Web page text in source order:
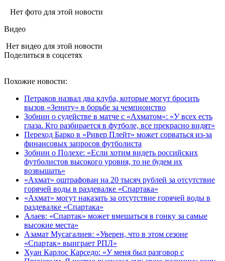
Нет фото для этой новости
Видео
Нет видео для этой новости
Поделиться в соцсетях
Похожие новости:
Петраков назвал два клуба, которые могут бросить
вызов «Зениту» в борьбе за чемпионство
Зобнин о судействе в матче с «Ахматом»: «У всех есть
глаза. Кто разбирается в футболе, все прекрасно видят»
Переход Барко в «Ривер Плейт» может сорваться из‑за
финансовых запросов футболиста
Зобнин о Полехе: «Если хотим видеть российских
футболистов высокого уровня, то не будем их
возвышать»
«Ахмат» оштрафован на 20 тысяч рублей за отсутствие
горячей воды в раздевалке «Спартака»
«Ахмат» могут наказать за отсутствие горячей воды в
раздевалке «Спартака»
Алаев: «Спартак» может вмешаться в гонку за самые
высокие места»
Азамат Мусагалиев: «Уверен, что в этом сезоне
«Спартак» выиграет РПЛ»
Хуан Карлос Карседо: «У меня был разговор с